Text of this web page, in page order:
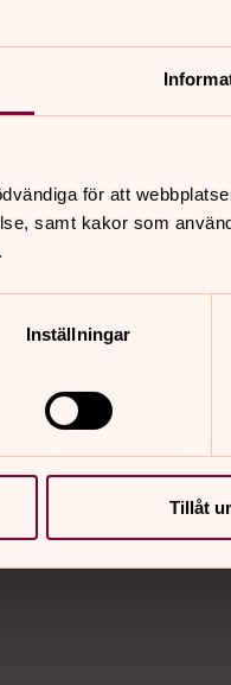
för att
samt kakor som
Inställningar
Tillåt